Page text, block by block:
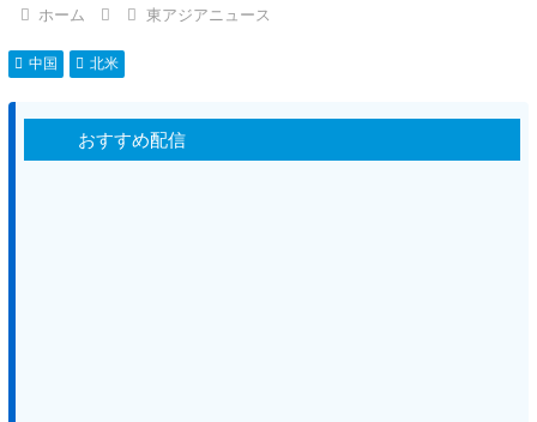
ホーム 東アジアニュース
中国 北米
おすすめ配信